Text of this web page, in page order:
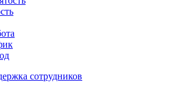
сотрудников